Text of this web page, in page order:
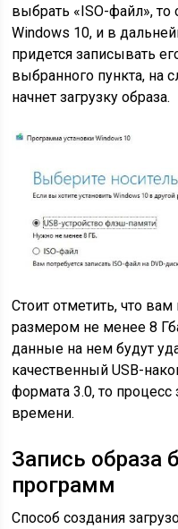
выбрать «ISO-файл», то
Windows 10, и в
придется записывать
выбранного пункта,
начнет загрузку образа.
Стоит отметить, что вам
размером не менее 8
данные на нем будут
качественный USB-
формата 3.0, то
времени.
Запись образа
программ
Способ создания